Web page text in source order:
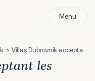
Menu
Villas Dubrovnik acceptant
les